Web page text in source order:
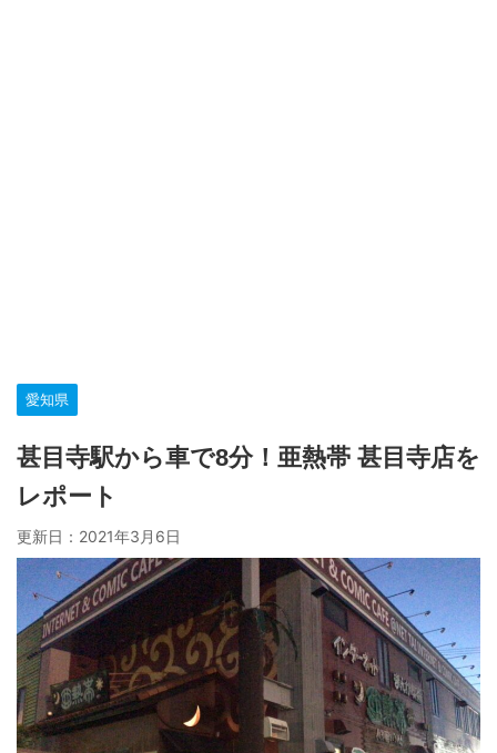
愛知県
甚目寺駅から車で8分！亜熱帯 甚目寺店を
レポート
更新日： 2021年3月6日